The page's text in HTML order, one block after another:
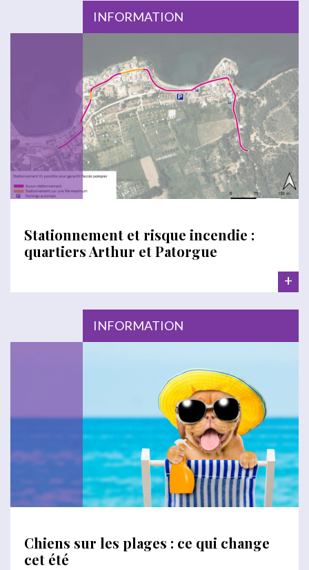
INFORMATION
Stationnement et risque incendie :
quartiers Arthur et Patorgue
+
INFORMATION
Chiens sur les plages : ce qui change
cet été